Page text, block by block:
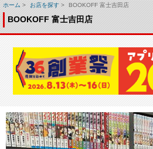
ホーム> お店を探す> BOOKOFF 富士吉田店
BOOKOFF 富士吉田店